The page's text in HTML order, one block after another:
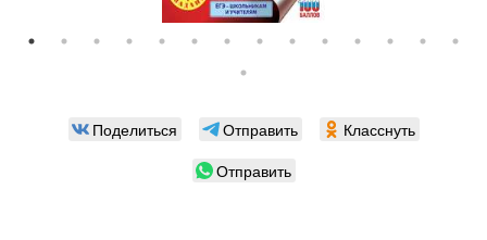
Поделиться Отправить
Класснуть
Отправить